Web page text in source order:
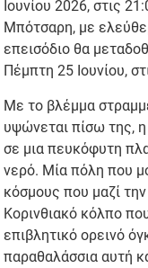
Ιουνίου 2026, στις
Μπότσαρη, με
επεισόδιο θα
Πέμπτη 25 Ιουνίου,
Με το βλέμμα
υψώνεται πίσω της,
σε μια πευκόφυτη
νερό. Μία πόλη που
κόσμους που μαζί
Κορινθιακό κόλπο
επιβλητικό ορεινό
παραθαλάσσια αυτή